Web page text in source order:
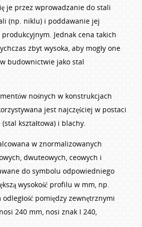
je przez wprowadzanie do stali
(np. niklu) i poddawanie jej
Jednak cena takich
zbyt wysoka, aby mogły one
budownictwie jako stal
nośnych w konstrukcjach
jest najczęściej w postaci
kształtowa) i blachy.
w znormalizowanych
dwuteowych, ceowych i
do symbolu odpowiedniego
wysokość profilu w mm, np.
pomiędzy zewnętrznymi
240 mm, nosi znak I 240,